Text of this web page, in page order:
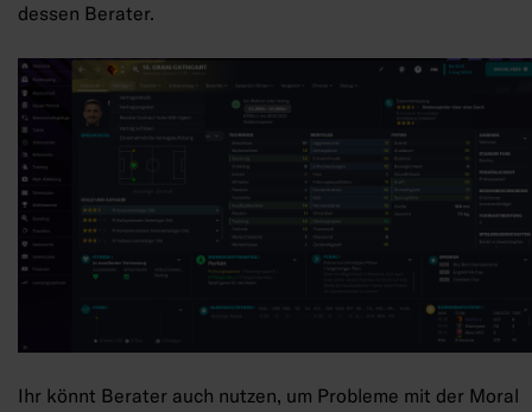
dessen Berater.
Ihr könnt Berater auch nutzen, um Probleme mit der Moral